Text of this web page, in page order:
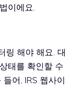
이에요.
링 해야 해요. 대
태를 확인할 수
어, IRS 웹사이